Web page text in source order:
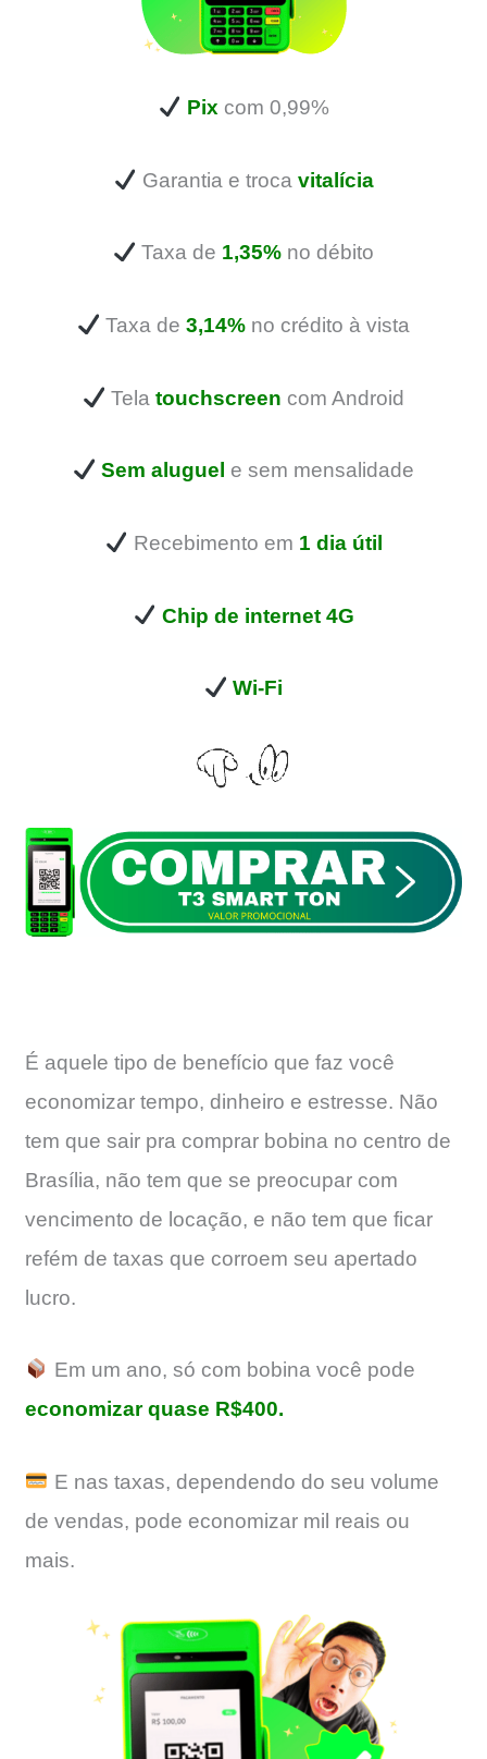
Pix com 0,99%
Garantia e troca vitalícia
Taxa de 1,35% no débito
Taxa de3,14% no crédito à vista
Telatouchscreen com Android
Sem aluguel e sem mensalidade
Recebimento em 1 dia útil
Chip de internet 4G
Wi-Fi
É aquele tipo de benefício que faz você
economizar tempo, dinheiro e estresse. Não
tem que sair pra comprar bobina no centro de
Brasília, não tem que se preocupar com
vencimento de locação, e não tem que ficar
refém de taxas que corroem seu apertado
lucro.
Em um ano, só com bobina você pode
economizar quase R$400.
E nas taxas, dependendo do seu volume
de vendas, pode economizar mil reais ou
mais.